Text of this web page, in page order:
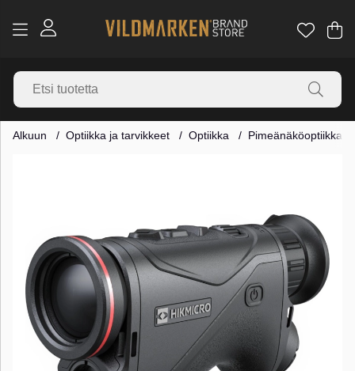
.
Alkuun Optiikka ja tarvikkeet Optiikka Pimeänäköoptiikka